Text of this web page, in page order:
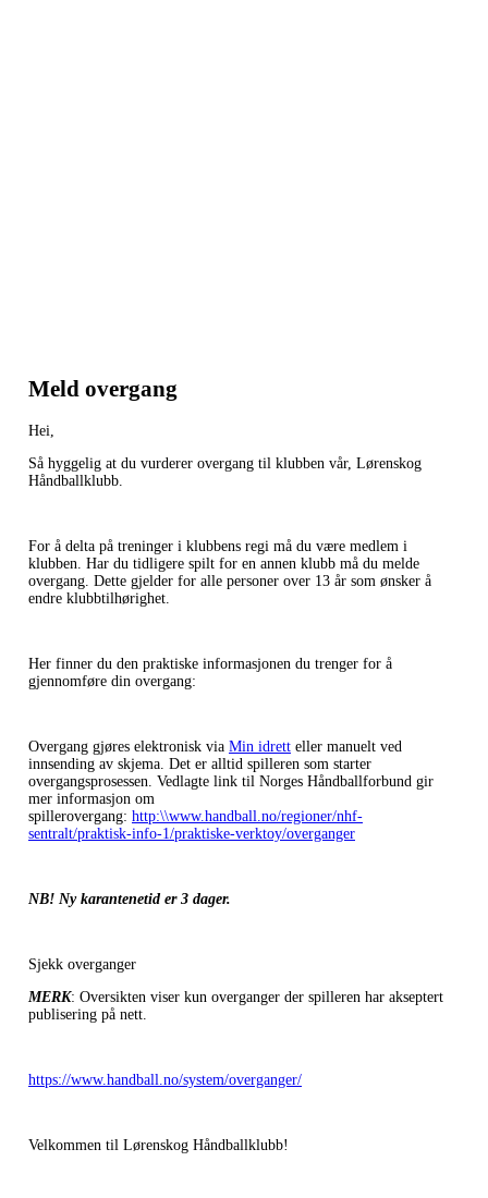
Meld overgang
Hei,
Så hyggelig at du vurderer overgang til klubben vår, Lørenskog
Håndballklubb.
For å delta på treninger i klubbens regi må du være medlem i
klubben. Har du tidligere spilt for en annen klubb må du melde
overgang. Dette gjelder for alle personer over 13 år som ønsker å
endre klubbtilhørighet.
Her finner du den praktiske informasjonen du trenger for å
gjennomføre din overgang:
Overgang gjøres elektronisk via Min idrett eller manuelt ved
innsending av skjema. Det er alltid spilleren som starter
overgangsprosessen. Vedlagte link til Norges Håndballforbund gir
mer informasjon om
spillerovergang: http:\\www.handball.no/regioner/nhf-
sentralt/praktisk-info-1/praktiske-verktoy/overganger
NB! Ny karantenetid er 3 dager.
Sjekk overganger
MERK: Oversikten viser kun overganger der spilleren har akseptert
publisering på nett.
https://www.handball.no/system/overganger/
Velkommen til Lørenskog Håndballklubb!